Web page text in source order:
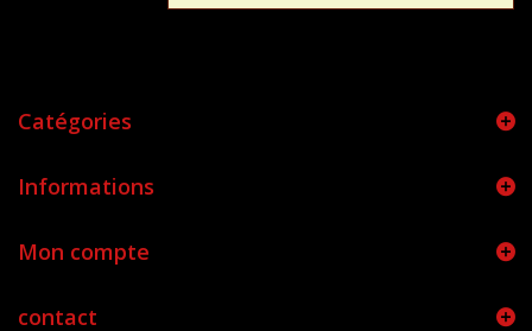
Catégories
Informations
Mon compte
contact